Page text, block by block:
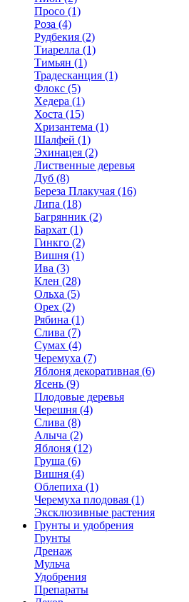
Просо (1)
Роза (4)
Рудбекия (2)
Тиарелла (1)
Тимьян (1)
Традесканция (1)
Флокс (5)
Хедера (1)
Хоста (15)
Хризантема (1)
Шалфей (1)
Эхинацея (2)
Лиственные деревья
Дуб (8)
Береза Плакучая (16)
Липа (18)
Багрянник (2)
Бархат (1)
Гинкго (2)
Вишня (1)
Ива (3)
Клен (28)
Ольха (5)
Орех (2)
Рябина (1)
Слива (7)
Сумах (4)
Черемуха (7)
Яблоня декоративная (6)
Ясень (9)
Плодовые деревья
Черешня (4)
Слива (8)
Алыча (2)
Яблоня (12)
Груша (6)
Вишня (4)
Облепиха (1)
Черемуха плодовая (1)
Эксклюзивные растения
Грунты и удобрения
Грунты
Дренаж
Мульча
Удобрения
Препараты